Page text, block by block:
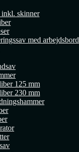
skinner
med arbejdsbord
125 mm
230 mm